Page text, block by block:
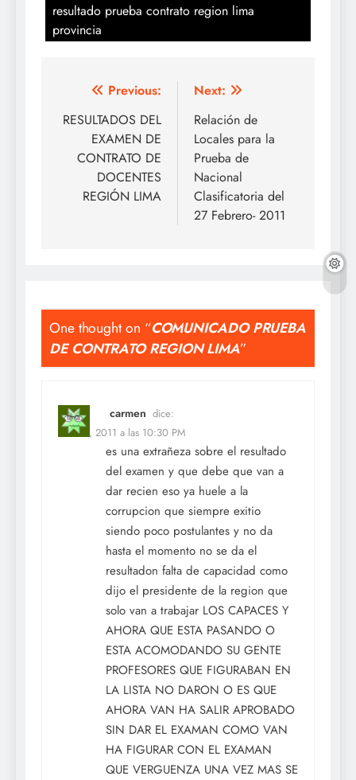
resultado prueba contrato region lima
provincia
Navegación
de
entradas
Previous:
RESULTADOS DEL
EXAMEN DE
CONTRATO DE
DOCENTES
REGIÓN LIMA
Next:
Relación de
Locales para la
Prueba de
Nacional
Clasificatoria del
27 Febrero- 2011
One thought on “COMUNICADO PRUEBA
DE CONTRATO REGION LIMA”
carmen dice:
Feb 22, 2011 a las 10:30 PM
es una extrañeza sobre el resultado
del examen y que debe que van a
dar recien eso ya huele a la
corrupcion que siempre exitio
siendo poco postulantes y no da
hasta el momento no se da el
resultadon falta de capacidad como
dijo el presidente de la region que
solo van a trabajar LOS CAPACES Y
AHORA QUE ESTA PASANDO O
ESTA ACOMODANDO SU GENTE
PROFESORES QUE FIGURABAN EN
LA LISTA NO DARON O ES QUE
AHORA VAN HA SALIR APROBADO
SIN DAR EL EXAMAN COMO VAN
HA FIGURAR CON EL EXAMAN
QUE VERGUENZA UNA VEZ MAS SE